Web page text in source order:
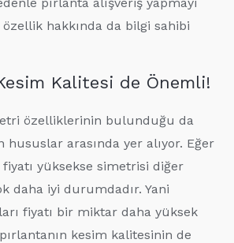
hakkında da bilgi sahibi
Kalitesi de Önemli!
özelliklerinin bulunduğu da
hususlar arasında yer alıyor. Eğer
fiyatı yüksekse simetrisi diğer
daha iyi durumdadır. Yani
fiyatı bir miktar daha yüksek
kesim kalitesinin de